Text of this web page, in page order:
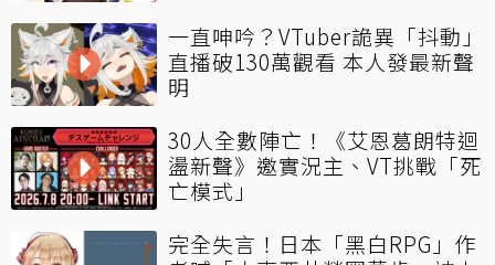
一直呻吟？VTuber詭異「抖動」
直播破130萬觀看 本人發最新聲
明
30人全數陣亡！《艾恩葛朗特迴
盪新聲》邀實況主、VT挑戰「死
亡模式」
完全失言！日本「黑白RPG」作